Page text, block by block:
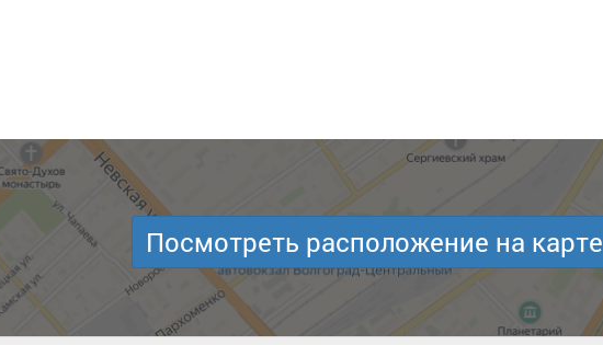
Посмотреть расположение на карте